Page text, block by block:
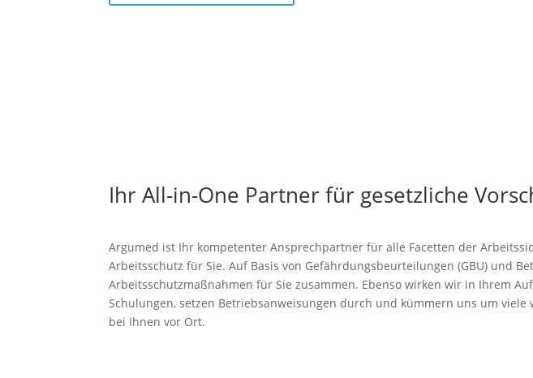
Ihr All-in-One Partner für gesetzliche
Argumed ist Ihr kompetenter Ansprechpartner für alle Facetten der
Arbeitsschutz für Sie. Auf Basis von Gefährdungsbeurteilungen (GBU) und
Arbeitsschutzmaßnahmen für Sie zusammen. Ebenso wirken wir in Ihrem
Schulungen, setzen Betriebsanweisungen durch und kümmern uns um
bei Ihnen vor Ort.